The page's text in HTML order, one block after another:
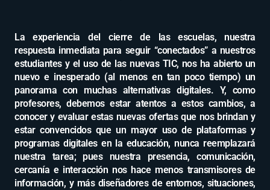
La experiencia del cierre de las escuelas, nuestra
respuesta inmediata para seguir “conectados” a nuestros
estudiantes y el uso de las nuevas TIC, nos ha abierto un
nuevo e inesperado (al menos en tan poco tiempo) un
panorama con muchas alternativas digitales. Y, como
profesores, debemos estar atentos a estos cambios, a
conocer y evaluar estas nuevas ofertas que nos brindan y
estar convencidos que un mayor uso de plataformas y
programas digitales en la educación, nunca reemplazará
nuestra tarea; pues nuestra presencia, comunicación,
cercanía e interacción nos hace menos transmisores de
información, y más diseñadores de entornos, situaciones,